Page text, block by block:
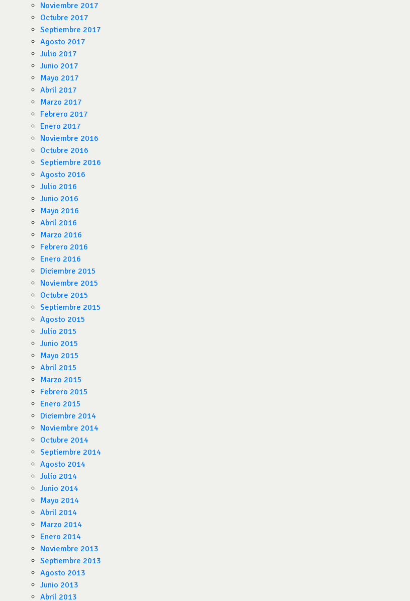
Noviembre 2017
Octubre 2017
Septiembre 2017
Agosto 2017
Julio 2017
Junio 2017
Mayo 2017
Abril 2017
Marzo 2017
Febrero 2017
Enero 2017
Noviembre 2016
Octubre 2016
Septiembre 2016
Agosto 2016
Julio 2016
Junio 2016
Mayo 2016
Abril 2016
Marzo 2016
Febrero 2016
Enero 2016
Diciembre 2015
Noviembre 2015
Octubre 2015
Septiembre 2015
Agosto 2015
Julio 2015
Junio 2015
Mayo 2015
Abril 2015
Marzo 2015
Febrero 2015
Enero 2015
Diciembre 2014
Noviembre 2014
Octubre 2014
Septiembre 2014
Agosto 2014
Julio 2014
Junio 2014
Mayo 2014
Abril 2014
Marzo 2014
Enero 2014
Noviembre 2013
Septiembre 2013
Agosto 2013
Junio 2013
Abril 2013